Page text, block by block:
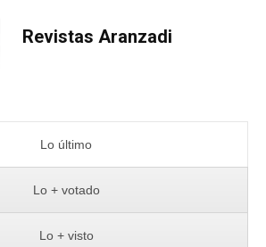
Revistas Aranzadi
Lo último
Lo + votado
Lo + visto